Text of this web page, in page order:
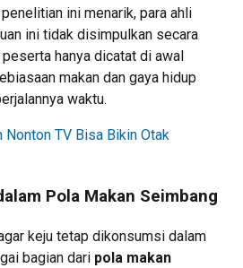
ini menarik, para ahli
ini tidak disimpulkan secara
hanya dicatat di awal
makan dan gaya hidup
waktu.
Nonton TV Bisa Bikin Otak
Pola Makan Seimbang
keju tetap dikonsumsi dalam
bagian dari pola makan